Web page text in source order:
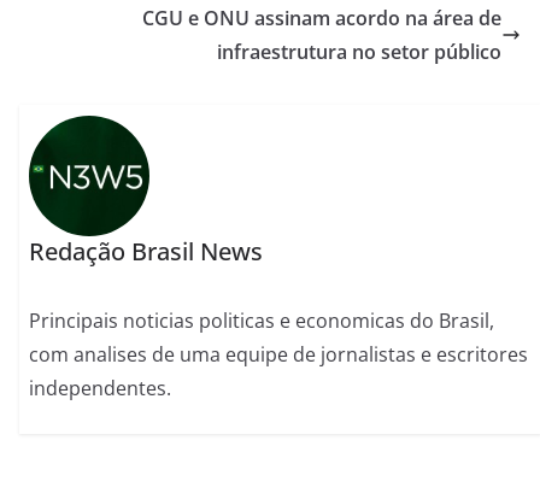
CGU e ONU assinam acordo na área de
infraestrutura no setor público
Redação Brasil News
Principais noticias politicas e economicas do Brasil,
com analises de uma equipe de jornalistas e escritores
independentes.